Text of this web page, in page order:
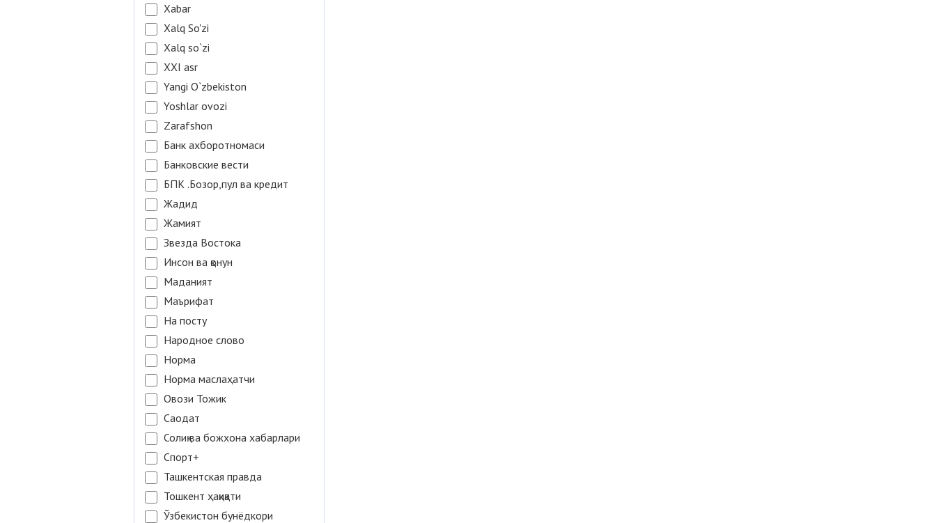
Xabar
Xalq So'zi
Xalq so`zi
XXI asr
Yangi O`zbekiston
Yoshlar ovozi
Zarafshon
Банк ахборотномаси
Банковские вести
БПК .Бозор,пул ва кредит
Жадид
Жамият
Звезда Востока
Инсон ва қонун
Маданият
Маърифат
На посту
Народное слово
Норма
Норма маслаҳатчи
Овози Тожик
Саодат
Солиқ ва божхона хабарлари
Спорт+
Ташкентская правда
Тошкент ҳақиқати
Ўзбекистон бунёдкори